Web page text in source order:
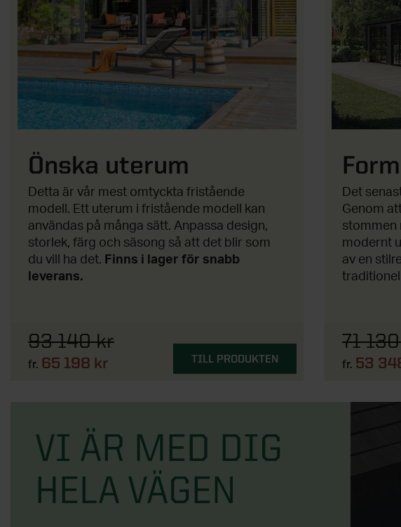
Önska uterum
Detta är vår mest omtyckta fristående
modell. Ett uterum i fristående modell kan
användas på många sätt. Anpassa design,
storlek, färg och säsong så att det blir som
du vill ha det. Finns i lager för snabb
leverans.
93 140 kr
fr. 65 198 kr TILL PRODUKTEN
Det
Genom
stommen
modernt
av en
71
fr. 53
VI ÄR MED DIG
HELA VÄGEN